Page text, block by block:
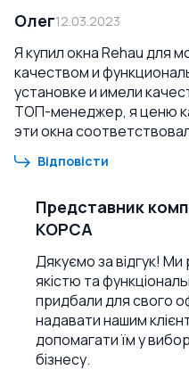
Олег12.03.2023
Я купил окна Rehau для
качеством и
установке и имели
ТОП-менеджер, я ценю
эти окна
Відповісти
Представник
КОРСА
Дякуємо за відгук! Ми
якістю та
придбали для свого
надавати нашим
допомагати їм у
бізнесу.